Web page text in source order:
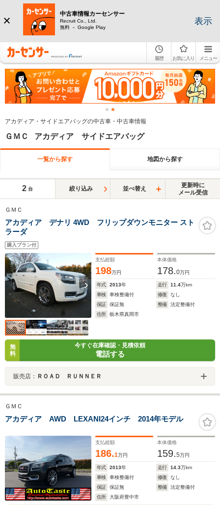
中古車情報カーセンサー
Recruit Co., Ltd.
無料 － Google Play
表示
履歴 お気に入り メニュー
アカディア・サイドエアバッグの中古車・中古車情報
ＧＭＣ アカディア サイドエアバッグ
一覧から探す 地図から探す
2 台 絞り込み 並べ替え
更新時に
メール受信
ＧＭＣ
アカディア デナリ 4WD フリップダウンモニター スト
ラーダ
購入プラン付
支払総額
198万円
本体価格
178.0万円
年式 2013年 走行 11.4万km
車検
車検整備付 修復
なし
保証
保証無 整備
法定整備付
住所
栃木県真岡市
無
料
今すぐ在庫確認・見積依頼
電話する
販売店： ＲＯＡＤ ＲＵＮＮＥＲ
ＧＭＣ
アカディア AWD LEXANI24インチ 2014年モデル
支払総額
186.1万円
本体価格
159.5万円
年式 2013年 走行 14.3万km
車検
車検整備付 修復
なし
保証
保証無 整備
法定整備付
住所
大阪府豊中市